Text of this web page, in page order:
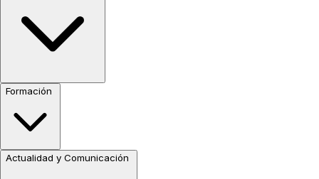
Formación
Actualidad y Comunicación